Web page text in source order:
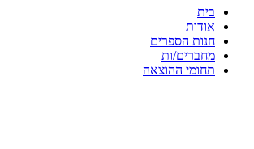
בית
אודות
חנות הספרים
מחברים/ות
תחומי ההוצאה